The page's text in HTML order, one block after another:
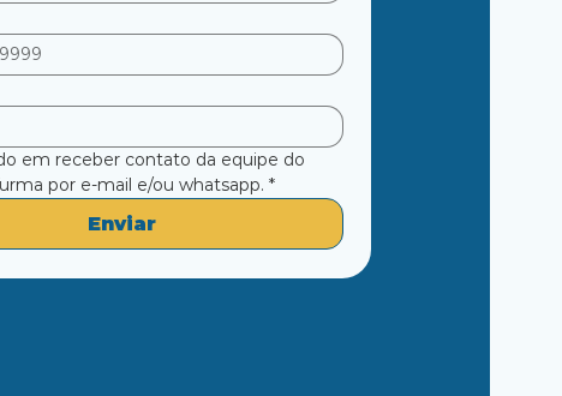
em receber contato da equipe do
por e-mail e/ou whatsapp. *
Enviar